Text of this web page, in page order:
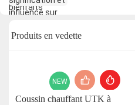
Produits en vedette
NEW
Coussin chauffant UTK à